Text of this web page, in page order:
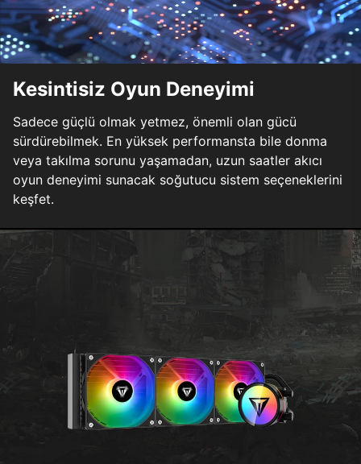
Kesintisiz Oyun Deneyimi
Sadece güçlü olmak yetmez, önemli olan gücü
sürdürebilmek. En yüksek performansta bile donma
veya takılma sorunu yaşamadan, uzun saatler akıcı
oyun deneyimi sunacak soğutucu sistem seçeneklerini
keşfet.